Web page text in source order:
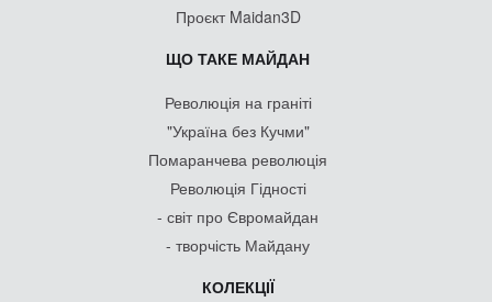
Проєкт Maidan3D
ЩО ТАКЕ МАЙДАН
Революція на граніті
"Україна без Кучми"
Помаранчева революція
Революція Гідності
- світ про Євромайдан
- творчість Майдану
КОЛЕКЦІЇ